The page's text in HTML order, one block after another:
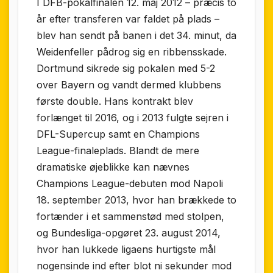
I DFB-pokalfinalen 12. maj 2012 – præcis to
år efter transferen var faldet på plads –
blev han sendt på banen i det 34. minut, da
Weidenfeller pådrog sig en ribbensskade.
Dortmund sikrede sig pokalen med 5-2
over Bayern og vandt dermed klubbens
første double. Hans kontrakt blev
forlænget til 2016, og i 2013 fulgte sejren i
DFL-Supercup samt en Champions
League-finaleplads. Blandt de mere
dramatiske øjeblikke kan nævnes
Champions League-debuten mod Napoli
18. september 2013, hvor han brækkede to
fortænder i et sammenstød med stolpen,
og Bundesliga-opgøret 23. august 2014,
hvor han lukkede ligaens hurtigste mål
nogensinde ind efter blot ni sekunder mod